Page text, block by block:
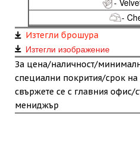
-
-
Изтегли брошура
Изтегли изображение
За цена/наличност/
специални покрития/срок
свържете се с главния офис/
мениджър